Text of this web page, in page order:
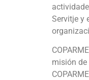
Servitje y
misión